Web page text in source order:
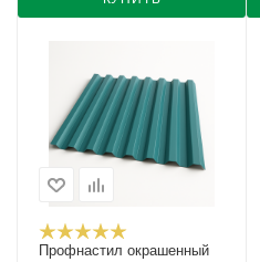
Профнастил окрашенный